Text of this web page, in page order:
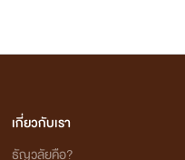
เกี่ยวกับเรา
ธัญวลัยคือ?